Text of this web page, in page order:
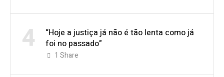
4
“Hoje a justiça já não é tão lenta como já
foi no passado”
1 Share